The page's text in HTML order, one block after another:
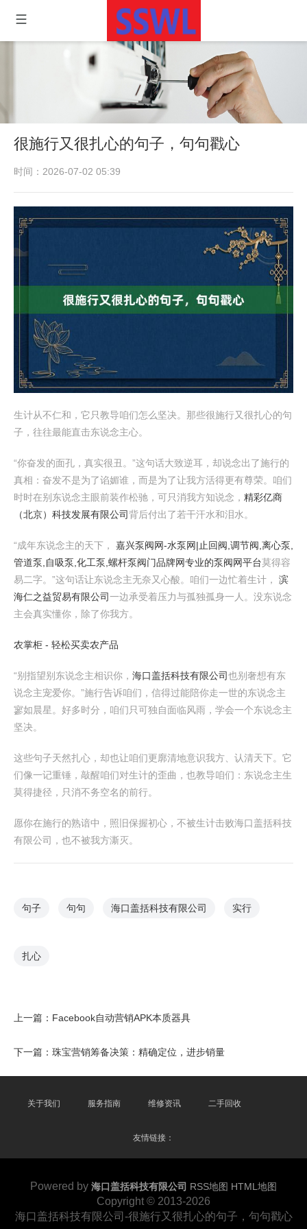
很施行又很扎心的句子，句句戳心
时间：2026-07-02 05:39
生计从不仁和，它只教导咱们怎么坚决。那些很施行又很扎心的句
子，往往最能直击东说念主心。
“你奋发的面孔，真实很丑。”这句话大致逆耳，却说念出了施行的
真相：奋发不是为了谄媚谁，而是为了让我方活得更有尊荣。咱们
时时在别东说念主眼前装作松驰，可只消我方知说念， 精彩亿商
（北京）科技发展有限公司背后付出了若干汗水和泪水。
“成年东说念主的天下， 嘉兴泵阀网-水泵网|止回阀,调节阀,离心泵,
管道泵,自吸泵,化工泵,螺杆泵阀门品牌网专业的泵阀网平台莫得容
易二字。”这句话让东说念主无奈又心酸。咱们一边忙着生计， 滨
海仁之益贸易有限公司一边承受着压力与孤独孤身一人。没东说念
主会真实懂你，除了你我方。
农掌柜 - 轻松买卖农产品
“别指望别东说念主相识你， 海口盖括科技有限公司也别奢想有东
说念主宠爱你。”施行告诉咱们，信得过能陪你走一世的东说念主
寥如晨星。好多时分，咱们只可独自面临风雨，学会一个东说念主
坚决。
这些句子天然扎心，却也让咱们更廓清地意识我方、认清天下。它
们像一记重锤，敲醒咱们对生计的歪曲，也教导咱们：东说念主生
莫得捷径，只消不务空名的前行。
愿你在施行的熟谙中，照旧保握初心，不被生计击败海口盖括科技
有限公司，也不被我方澌灭。
句子 句句 海口盖括科技有限公司 实行
扎心
上一篇： Facebook自动营销APK本质器具
下一篇： 珠宝营销筹备决策：精确定位，进步销量
关于我们 服务指南 维修资讯 二手回收
友情链接：
Powered by 海口盖括科技有限公司 RSS地图 HTML地图
Copyright © 2013-2026
海口盖括科技有限公司-很施行又很扎心的句子，句句戳心